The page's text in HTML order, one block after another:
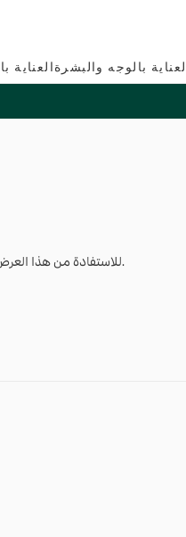
العناية بالوجه والبشرة العناية
.للاستفادة من هذا العرض ، ما عليك سوى إضافة 3